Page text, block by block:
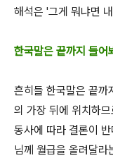
해석은 '그게 뭐냐면
한국말은 끝까지 들어
흔히들 한국말은 끝까
의 가장 뒤에 위치하
동사에 따라 결론이
님께 월급을 올려달라